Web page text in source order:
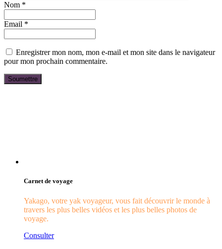
Nom *
Email *
Enregistrer mon nom, mon e-mail et mon site dans le navigateur
pour mon prochain commentaire.
Carnet de voyage
Yakago, votre yak voyageur, vous fait découvrir le monde à
travers les plus belles vidéos et les plus belles photos de
voyage.
Consulter